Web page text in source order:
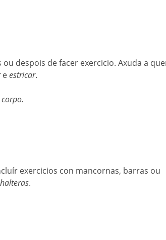
despois de facer exercicio. Axuda a
eestricar.
exercicios con mancornas, barras ou
.